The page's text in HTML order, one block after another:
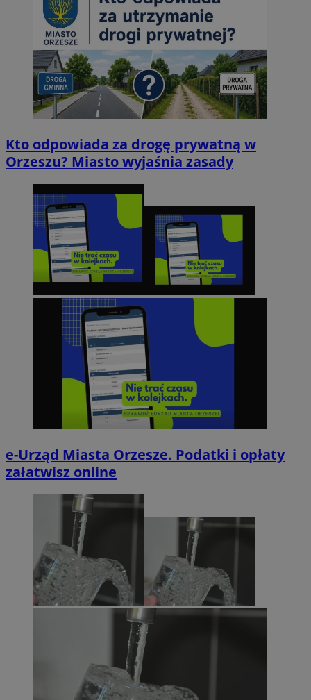
Kto odpowiada za drogę prywatną w
Orzeszu? Miasto wyjaśnia zasady
e-Urząd Miasta Orzesze. Podatki i opłaty
załatwisz online